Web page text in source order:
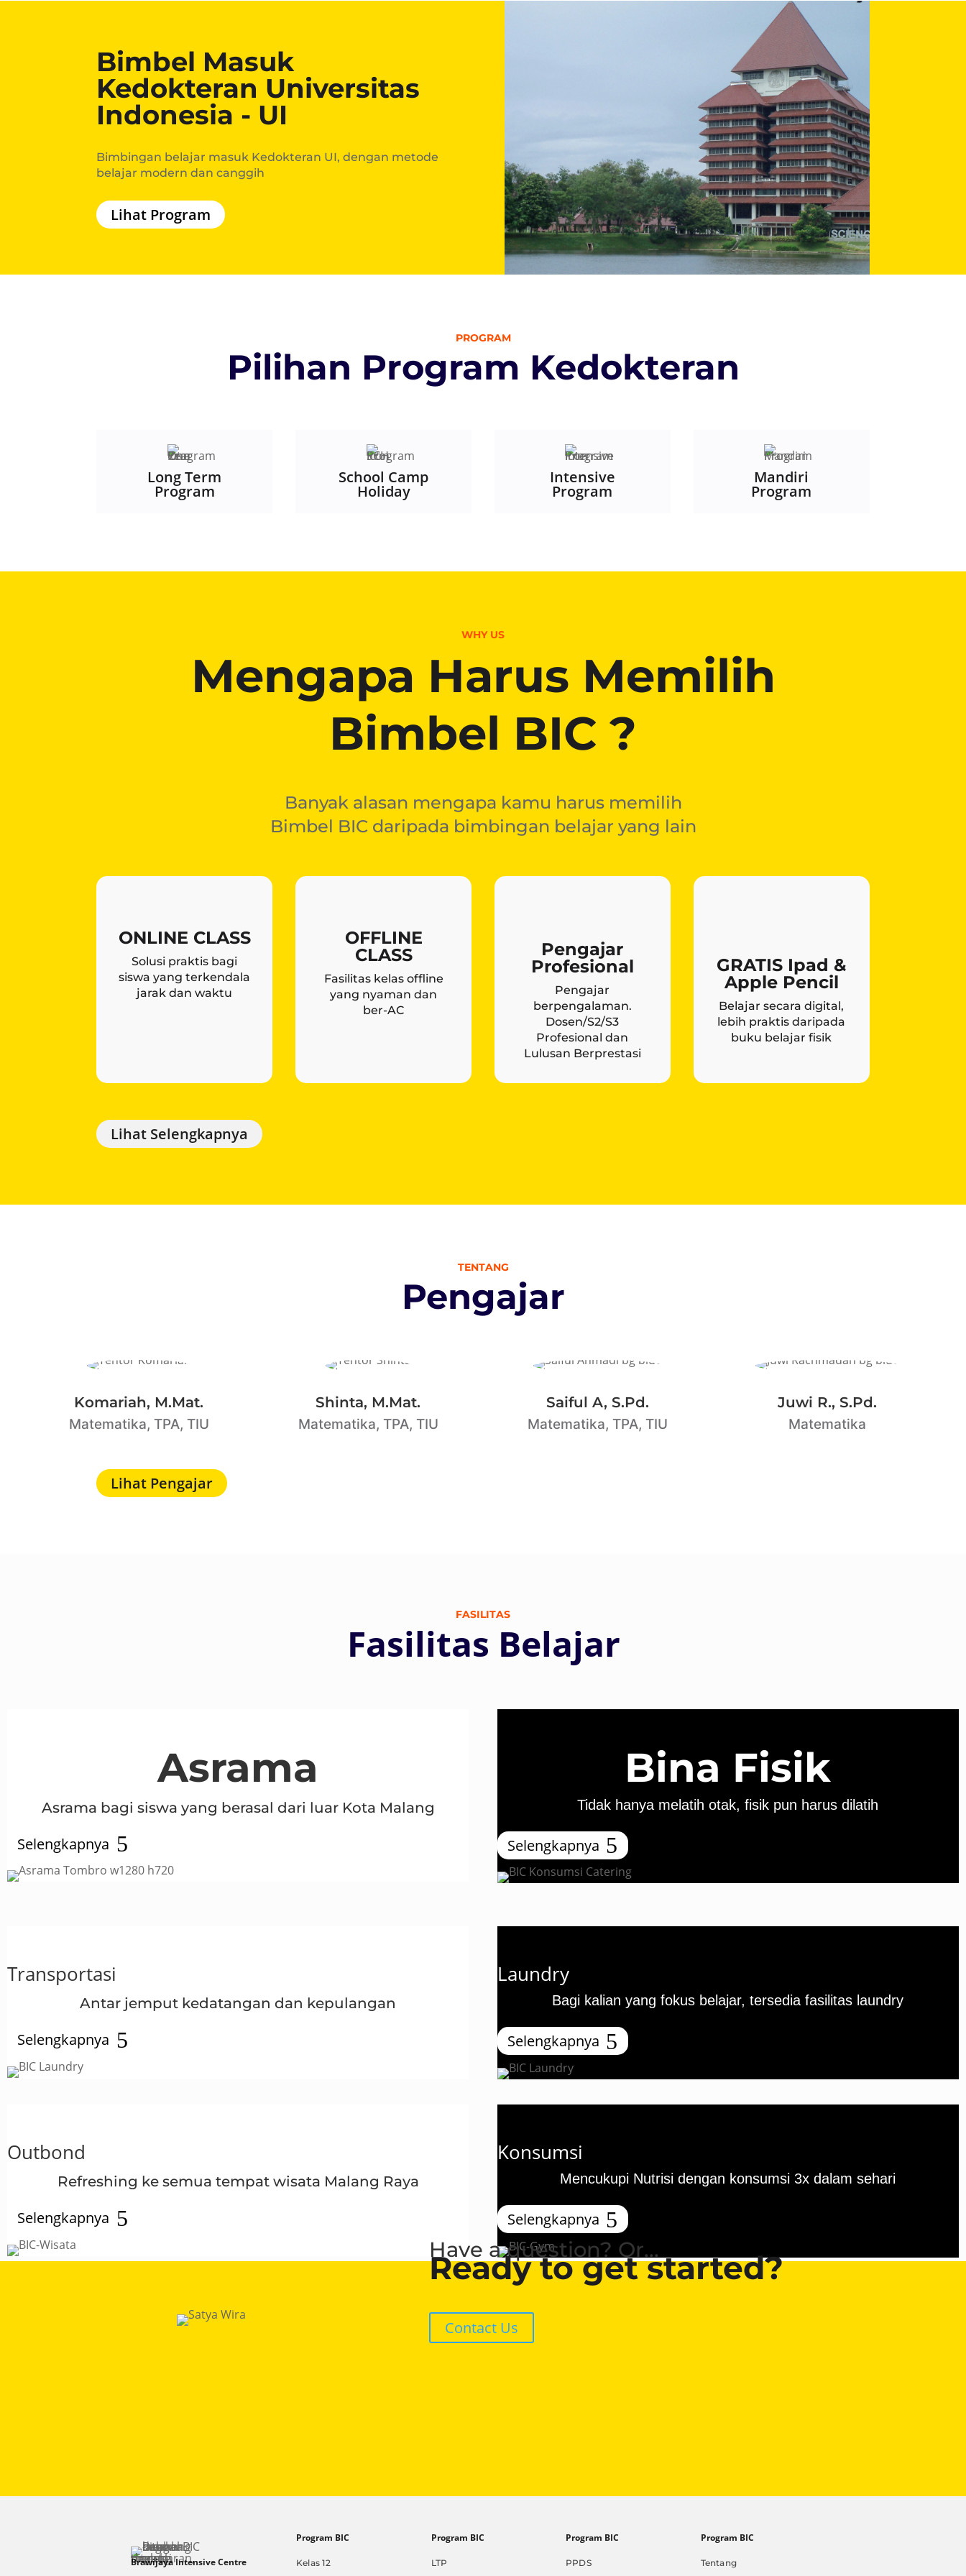
Bimbel Masuk
Kedokteran Universitas
Indonesia - UI
Bimbingan belajar masuk Kedokteran UI, dengan metode
belajar modern dan canggih
Lihat Program
PROGRAM
Pilihan Program Kedokteran
Long Term
Program
School Camp
Holiday
Intensive
Program
Mandiri
Program
WHY US
Mengapa Harus Memilih
Bimbel BIC ?
Banyak alasan mengapa kamu harus memilih
Bimbel BIC daripada bimbingan belajar yang lain
ONLINE CLASS
Solusi praktis bagi
siswa yang terkendala
jarak dan waktu
OFFLINE
CLASS
Fasilitas kelas offline
yang nyaman dan
ber-AC
Pengajar
Profesional
Pengajar
berpengalaman.
Dosen/S2/S3
Profesional dan
Lulusan Berprestasi
GRATIS Ipad &
Apple Pencil
Belajar secara digital,
lebih praktis daripada
buku belajar fisik
Lihat Selengkapnya
TENTANG
Pengajar
Komariah, M.Mat.
Matematika, TPA, TIU
Shinta, M.Mat.
Matematika, TPA, TIU
Saiful A, S.Pd.
Matematika, TPA, TIU
Juwi R., S.Pd.
Matematika
Lihat Pengajar
FASILITAS
Fasilitas Belajar
Asrama
Asrama bagi siswa yang berasal dari luar Kota Malang
Selengkapnya
Bina Fisik
Tidak hanya melatih otak, fisik pun harus dilatih
Selengkapnya
Transportasi
Antar jemput kedatangan dan kepulangan
Selengkapnya
Laundry
Bagi kalian yang fokus belajar, tersedia fasilitas laundry
Selengkapnya
Outbond
Refreshing ke semua tempat wisata Malang Raya
Selengkapnya
Konsumsi
Mencukupi Nutrisi dengan konsumsi 3x dalam sehari
Selengkapnya
Have a question? Or...
Ready to get started?
Contact Us
Brawijaya Intensive Centre
Program BIC
Kelas 12
Program BIC
LTP
Program BIC
PPDS
Program BIC
Tentang